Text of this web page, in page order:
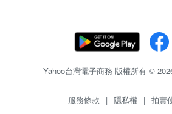
Yahoo台灣電子商務 版權所有 ©
服務條款 | 隱私權 | 拍賣